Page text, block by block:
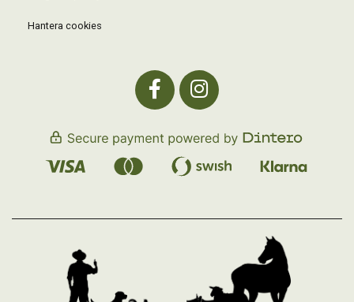
Hantera cookies